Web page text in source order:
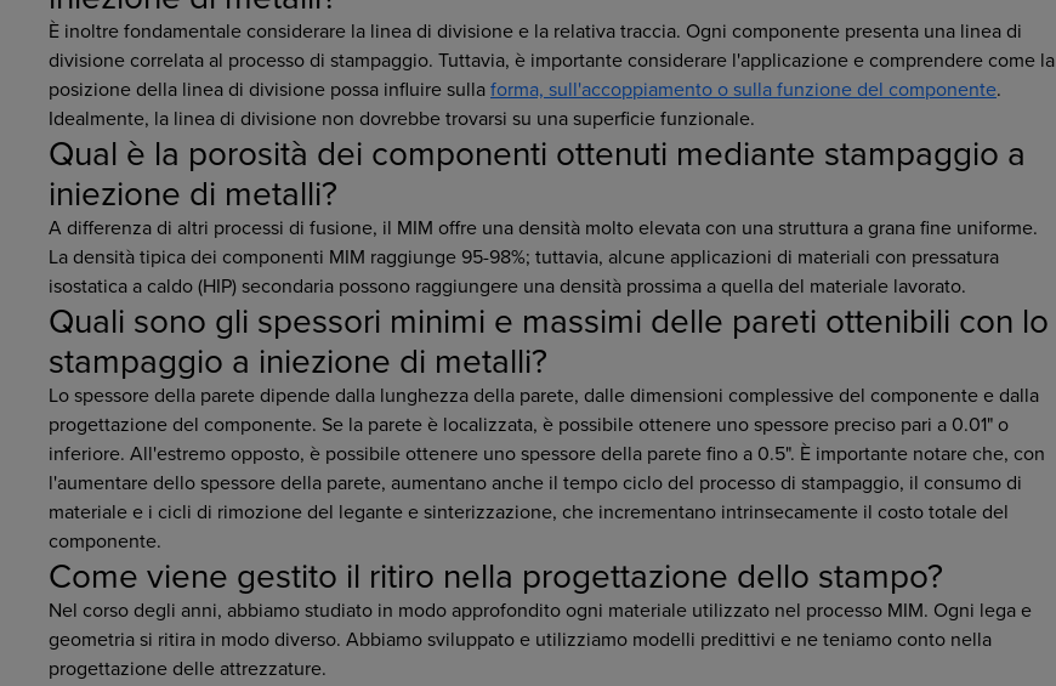
È inoltre fondamentale considerare la linea di divisione e la relativa traccia. Ogni componente presenta una linea di
divisione correlata al processo di stampaggio. Tuttavia, è importante considerare l'applicazione e comprendere come la
posizione della linea di divisione possa influire sullaforma, sull'accoppiamento o sulla funzione del componente.
Idealmente, la linea di divisione non dovrebbe trovarsi su una superficie funzionale.
Qual è la porosità dei componenti ottenuti mediante stampaggio a
iniezione di metalli?
A differenza di altri processi di fusione, il MIM offre una densità molto elevata con una struttura a grana fine uniforme.
La densità tipica dei componenti MIM raggiunge 95-98%; tuttavia, alcune applicazioni di materiali con pressatura
isostatica a caldo (HIP) secondaria possono raggiungere una densità prossima a quella del materiale lavorato.
Quali sono gli spessori minimi e massimi delle pareti ottenibili con lo
stampaggio a iniezione di metalli?
Lo spessore della parete dipende dalla lunghezza della parete, dalle dimensioni complessive del componente e dalla
progettazione del componente. Se la parete è localizzata, è possibile ottenere uno spessore preciso pari a 0.01" o
inferiore. All'estremo opposto, è possibile ottenere uno spessore della parete fino a 0.5". È importante notare che, con
l'aumentare dello spessore della parete, aumentano anche il tempo ciclo del processo di stampaggio, il consumo di
materiale e i cicli di rimozione del legante e sinterizzazione, che incrementano intrinsecamente il costo totale del
componente.
Come viene gestito il ritiro nella progettazione dello stampo?
Nel corso degli anni, abbiamo studiato in modo approfondito ogni materiale utilizzato nel processo MIM. Ogni lega e
geometria si ritira in modo diverso. Abbiamo sviluppato e utilizziamo modelli predittivi e ne teniamo conto nella
progettazione delle attrezzature.